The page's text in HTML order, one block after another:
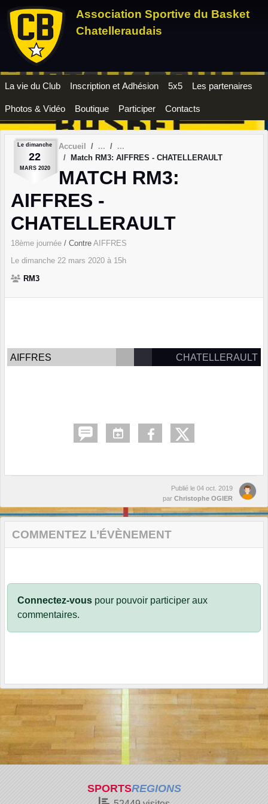
Association Sportive du Basket
Chatelleraudais
La vie du Club Inscription et Adhésion 5x5 Les partenaires
Photos & Vidéo Boutique Participer Contacts
Le dimanche
22
MARS 2020
Accueil
Match RM3: AIFFRES - CHATELLERAULT
MATCH RM3:
AIFFRES -
CHATELLERAULT
18ème journée / Contre AIFFRES
Le dimanche 22 mars 2020 à 15h
RM3
AIFFRES CHATELLERAULT
Publié le 04 oct. 2019
par Christophe OGIER
COMMENTEZ L’ÉVÈNEMENT
Connectez-vous pour pouvoir participer aux
commentaires.
SPORTSREGIONS
Panneau de gestion des cookies